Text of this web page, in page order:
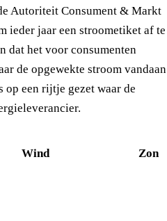
Autoriteit Consument & Markt
ieder jaar een stroometiket af te
dat het voor consumenten
de opgewekte stroom vandaan
op een rijtje gezet waar de
Wind Zon